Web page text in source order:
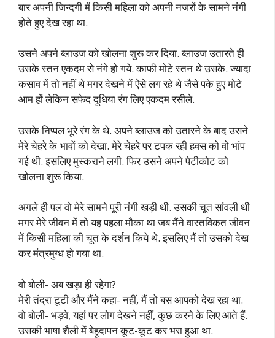
बार अपनी जिन्दगी में किसी महिला को अपनी नजरों के सामने नंगी
होते हुए देख रहा था.
उसने अपने ब्लाउज को खोलना शुरू कर दिया. ब्लाउज उतारते ही
उसके स्तन एकदम से नंगे हो गये. काफी मोटे स्तन थे उसके. ज्यादा
कसाव में तो नहीं थे मगर देखने में ऐसे लग रहे थे जैसे पके हुए मोटे
आम हों लेकिन सफेद दूधिया रंग लिए एकदम रसीले.
उसके निप्पल भूरे रंग के थे. अपने ब्लाउज को उतारने के बाद उसने
मेरे चेहरे के भावों को देखा. मेरे चेहरे पर टपक रही हवस को वो भांप
गई थी. इसलिए मुस्कराने लगी. फिर उसने अपने पेटीकोट को
खोलना शुरू किया.
अगले ही पल वो मेरे सामने पूरी नंगी खड़ी थी. उसकी चूत सांवली थी
मगर मेरे जीवन में तो यह पहला मौका था जब मैंने वास्तविकत जीवन
में किसी महिला की चूत के दर्शन किये थे. इसलिए मैं तो उसको देख
कर मंत्रमुग्ध हो गया था.
वो बोली- अब खड़ा ही रहेगा?
मेरी तंद्रा टूटी और मैंने कहा- नहीं, मैं तो बस आपको देख रहा था.
वो बोली- भड़वे, यहां पर लोग देखने नहीं, कुछ करने के लिए आते हैं.
उसकी भाषा शैली में बेहूदापन कूट-कूट कर भरा हुआ था.